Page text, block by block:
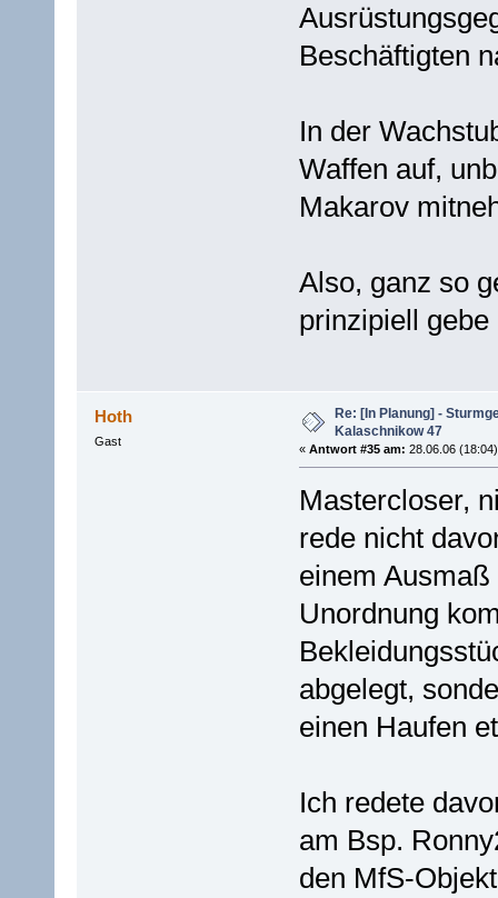
Beschäftigten
In der
Waffen auf,
Makarov
Also, ganz so
prinzipiell
Hoth
Gast
Re: [In Planung] -
Kalaschnikow 47
« Antwort #35 am: 28.06.06
Mastercloser,
rede nicht
einem
Unordnung
abgelegt,
einen Haufen
Ich redete
am Bsp.
den MfS-